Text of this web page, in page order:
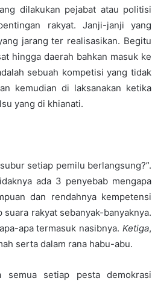
dilakukan pejabat atau politisi
rakyat. Janji-janji yang
jarang ter realisasikan. Begitu
hingga daerah bahkan masuk ke
sebuah kompetisi yang tidak
kemudian di laksanakan ketika
yang di khianati.
setiap pemilu berlangsung?”.
ada 3 penyebab mengapa
dan rendahnya kempetensi
rakyat sebanyak-banyaknya.
apa termasuk nasibnya. Ketiga,
serta dalam rana habu-abu.
setiap pesta demokrasi